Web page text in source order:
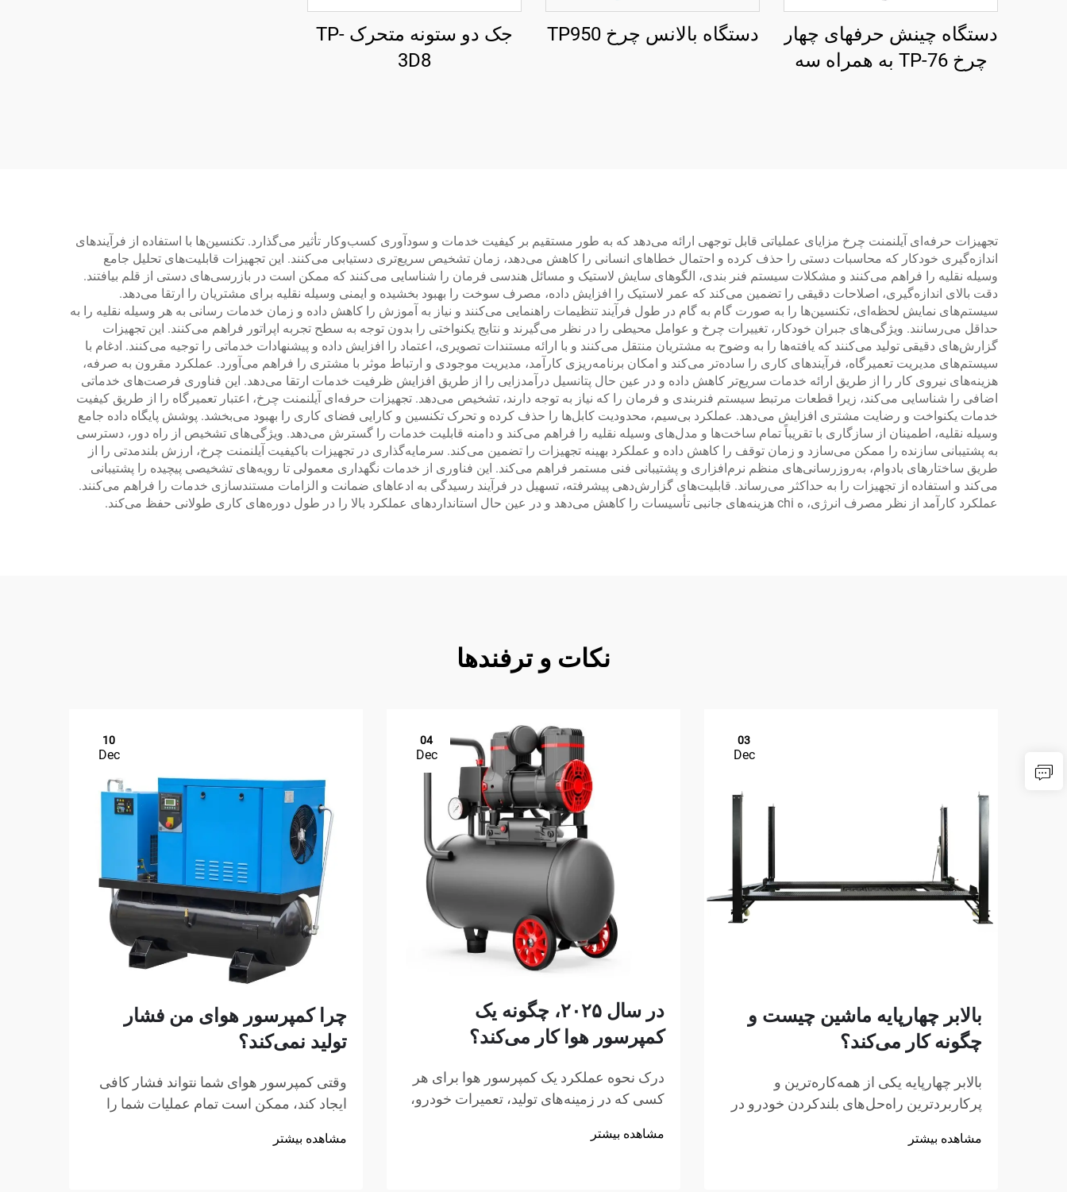
دستگاه چینش حرفهای چهار
چرخ TP-76 به همراه سه
دستگاه بالانس چرخ TP950
جک دو ستونه متحرک TP-
3D8
تجهیزات حرفه‌ای آیلنمنت چرخ مزایای عملیاتی قابل توجهی ارائه می‌دهد که به طور مستقیم بر کیفیت خدمات و سودآوری کسب‌وکار تأثیر می‌گذارد. تکنسین‌ها با استفاده از فرآیندهای
اندازه‌گیری خودکار که محاسبات دستی را حذف کرده و احتمال خطاهای انسانی را کاهش می‌دهد، زمان تشخیص سریع‌تری دستیابی می‌کنند. این تجهیزات قابلیت‌های تحلیل جامع
وسیله نقلیه را فراهم می‌کنند و مشکلات سیستم فنر بندی، الگوهای سایش لاستیک و مسائل هندسی فرمان را شناسایی می‌کنند که ممکن است در بازرسی‌های دستی از قلم بیافتند.
دقت بالای اندازه‌گیری، اصلاحات دقیقی را تضمین می‌کند که عمر لاستیک را افزایش داده، مصرف سوخت را بهبود بخشیده و ایمنی وسیله نقلیه برای مشتریان را ارتقا می‌دهد.
سیستم‌های نمایش لحظه‌ای، تکنسین‌ها را به صورت گام به گام در طول فرآیند تنظیمات راهنمایی می‌کنند و نیاز به آموزش را کاهش داده و زمان خدمات رسانی به هر وسیله نقلیه را به
حداقل می‌رسانند. ویژگی‌های جبران خودکار، تغییرات چرخ و عوامل محیطی را در نظر می‌گیرند و نتایج یکنواختی را بدون توجه به سطح تجربه اپراتور فراهم می‌کنند. این تجهیزات
گزارش‌های دقیقی تولید می‌کنند که یافته‌ها را به وضوح به مشتریان منتقل می‌کنند و با ارائه مستندات تصویری، اعتماد را افزایش داده و پیشنهادات خدماتی را توجیه می‌کنند. ادغام با
سیستم‌های مدیریت تعمیرگاه، فرآیندهای کاری را ساده‌تر می‌کند و امکان برنامه‌ریزی کارآمد، مدیریت موجودی و ارتباط موثر با مشتری را فراهم می‌آورد. عملکرد مقرون به صرفه،
هزینه‌های نیروی کار را از طریق ارائه خدمات سریع‌تر کاهش داده و در عین حال پتانسیل درآمدزایی را از طریق افزایش ظرفیت خدمات ارتقا می‌دهد. این فناوری فرصت‌های خدماتی
اضافی را شناسایی می‌کند، زیرا قطعات مرتبط سیستم فنربندی و فرمان را که نیاز به توجه دارند، تشخیص می‌دهد. تجهیزات حرفه‌ای آیلنمنت چرخ، اعتبار تعمیرگاه را از طریق کیفیت
خدمات یکنواخت و رضایت مشتری افزایش می‌دهد. عملکرد بی‌سیم، محدودیت کابل‌ها را حذف کرده و تحرک تکنسین و کارایی فضای کاری را بهبود می‌بخشد. پوشش پایگاه داده جامع
وسیله نقلیه، اطمینان از سازگاری با تقریباً تمام ساخت‌ها و مدل‌های وسیله نقلیه را فراهم می‌کند و دامنه قابلیت خدمات را گسترش می‌دهد. ویژگی‌های تشخیص از راه دور، دسترسی
به پشتیبانی سازنده را ممکن می‌سازد و زمان توقف را کاهش داده و عملکرد بهینه تجهیزات را تضمین می‌کند. سرمایه‌گذاری در تجهیزات باکیفیت آیلنمنت چرخ، ارزش بلندمدتی را از
طریق ساختارهای بادوام، به‌روزرسانی‌های منظم نرم‌افزاری و پشتیبانی فنی مستمر فراهم می‌کند. این فناوری از خدمات نگهداری معمولی تا رویه‌های تشخیصی پیچیده را پشتیبانی
می‌کند و استفاده از تجهیزات را به حداکثر می‌رساند. قابلیت‌های گزارش‌دهی پیشرفته، تسهیل در فرآیند رسیدگی به ادعاهای ضمانت و الزامات مستندسازی خدمات را فراهم می‌کنند.
عملکرد کارآمد از نظر مصرف انرژی، ه chi هزینه‌های جانبی تأسیسات را کاهش می‌دهد و در عین حال استانداردهای عملکرد بالا را در طول دوره‌های کاری طولانی حفظ می‌کند.
نکات و ترفندها
03
Dec
بالابر چهارپایه ماشین چیست و
چگونه کار می‌کند؟
بالابر چهارپایه یکی از همه‌کاره‌ترین و
پرکاربردترین راه‌حل‌های بلندکردن خودرو در
تجاری در سراسر جهان است. برخلاف
مشاهده بیشتر
04
Dec
در سال ۲۰۲۵، چگونه یک
کمپرسور هوا کار می‌کند؟
درک نحوه عملکرد یک کمپرسور هوا برای هر
کسی که در زمینه‌های تولید، تعمیرات خودرو،
فعالیت می‌کند، ضروری است. کمپرسور هوا
مشاهده بیشتر
10
Dec
چرا کمپرسور هوای من فشار
تولید نمی‌کند؟
وقتی کمپرسور هوای شما نتواند فشار کافی
ایجاد کند، ممکن است تمام عملیات شما را
بیشماری از کارگاه‌ها، گاراژها و تأسیسات
مشاهده بیشتر